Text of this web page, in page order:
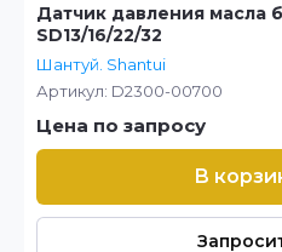
Датчик давления масла
SD13/16/22/32
Шантуй. Shantui
Артикул: D2300-00700
Цена по запросу
В